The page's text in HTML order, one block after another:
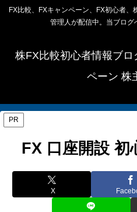
FX比較、FXキャンペーン、FX初心者
管理人が配信中。当ブログ
株FX比較初心者情報ブ
ペーン 株
PR
FX 口座開設 初
X